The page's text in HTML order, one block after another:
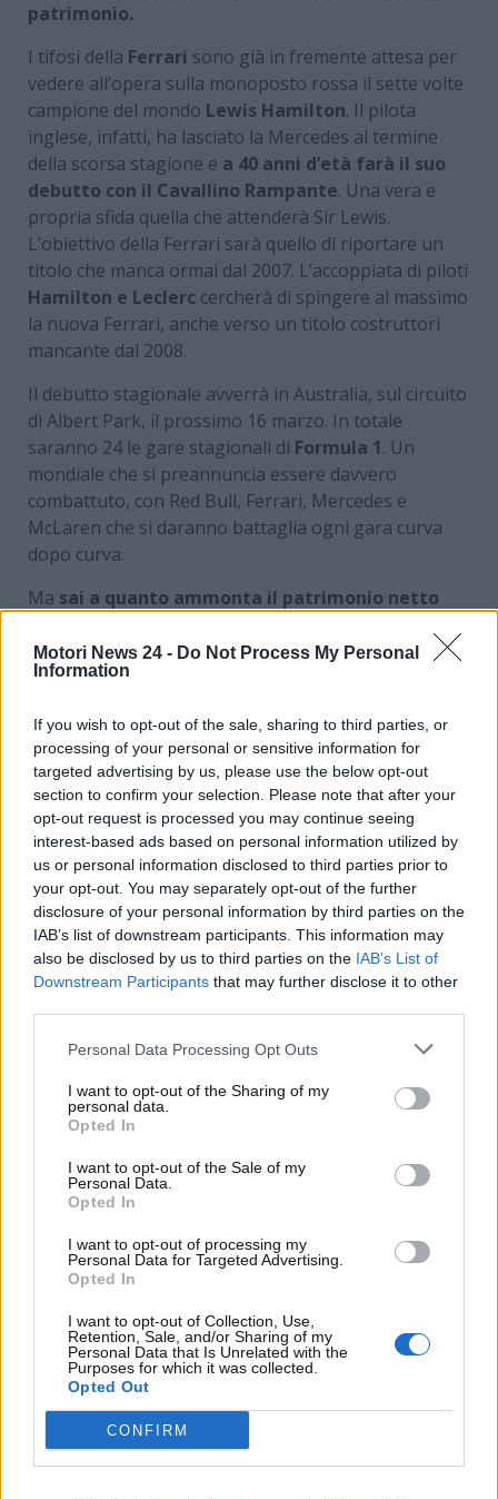
Motori News 24 - Do Not Process My Personal
Information
If you wish to opt-out of the sale, sharing to third parties, or
processing of your personal or sensitive information for
targeted advertising by us, please use the below opt-out
section to confirm your selection. Please note that after your
opt-out request is processed you may continue seeing
interest-based ads based on personal information utilized by
us or personal information disclosed to third parties prior to
your opt-out. You may separately opt-out of the further
disclosure of your personal information by third parties on the
IAB’s list of downstream participants. This information may
also be disclosed by us to third parties on the IAB’s List of
Downstream Participants that may further disclose it to other
Personal Data Processing Opt Outs
I want to opt-out of the Sharing of my
personal data.
Opted In
I want to opt-out of the Sale of my
Personal Data.
Opted In
I want to opt-out of processing my
Personal Data for Targeted Advertising.
Opted In
I want to opt-out of Collection, Use,
Retention, Sale, and/or Sharing of my
Personal Data that Is Unrelated with the
Purposes for which it was collected.
Opted Out
CONFIRM
patrimonio.
I tifosi della Ferrari sono già in fremente attesa per
vedere all’opera sulla monoposto rossa il sette volte
campione del mondo Lewis Hamilton. Il pilota
inglese, infatti, ha lasciato la Mercedes al termine
della scorsa stagione e a 40 anni d’età farà il suo
debutto con il Cavallino Rampante. Una vera e
propria sfida quella che attenderà Sir Lewis.
L’obiettivo della Ferrari sarà quello di riportare un
titolo che manca ormai dal 2007. L’accoppiata di piloti
Hamilton e Leclerc cercherà di spingere al massimo
la nuova Ferrari, anche verso un titolo costruttori
mancante dal 2008.
Il debutto stagionale avverrà in Australia, sul circuito
di Albert Park, il prossimo 16 marzo. In totale
saranno 24 le gare stagionali di Formula 1. Un
mondiale che si preannuncia essere davvero
combattuto, con Red Bull, Ferrari, Mercedes e
McLaren che si daranno battaglia ogni gara curva
dopo curva.
Ma sai a quanto ammonta il patrimonio netto
prossime righe ti indichiamo la cifra esatta e la
strategia di investimento complessiva operata dal
Patrimonio di Lewis
Hamilton: a quanto
ammonta e dove investe il
nuova pilota Ferrari
Se vi siete mai chiesti quale sia il patrimonio
complessivo di Lewis Hamilton, ecco che ora sarete
accontentati nello scoprire questa curiosità. Il pilota
inglese gestisce, in modo assolutamente scrupoloso
e operando investimenti intelligenti, un
patrimonio
Il patrimonio di Lewis Hamilton è elevatissimo: le
cifre irreali – www.motorinews24.com